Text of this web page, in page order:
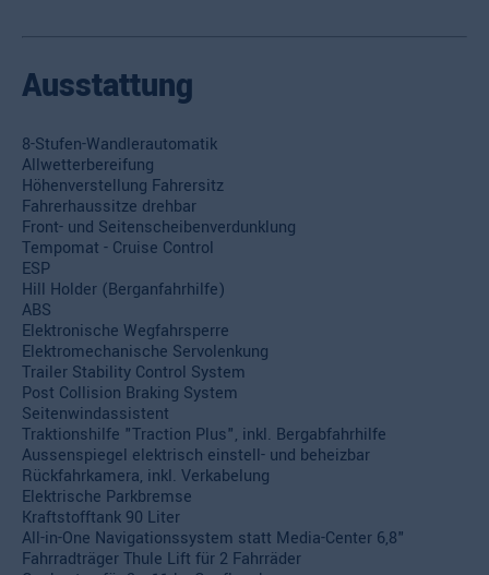
Ausstattung
8-Stufen-Wandlerautomatik
Allwetterbereifung
Höhenverstellung Fahrersitz
Fahrerhaussitze drehbar
Front- und Seitenscheibenverdunklung
Tempomat - Cruise Control
ESP
Hill Holder (Berganfahrhilfe)
ABS
Elektronische Wegfahrsperre
Elektromechanische Servolenkung
Trailer Stability Control System
Post Collision Braking System
Seitenwindassistent
Traktionshilfe "Traction Plus", inkl. Bergabfahrhilfe
Aussenspiegel elektrisch einstell- und beheizbar
Rückfahrkamera, inkl. Verkabelung
Elektrische Parkbremse
Kraftstofftank 90 Liter
All-in-One Navigationssystem statt Media-Center 6,8"
Fahrradträger Thule Lift für 2 Fahrräder